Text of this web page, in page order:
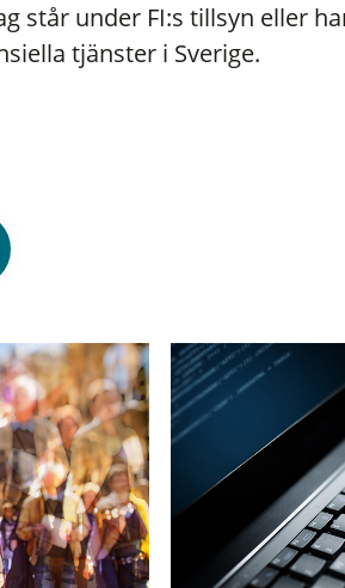
står under FI:s tillsyn eller
tjänster i Sverige.